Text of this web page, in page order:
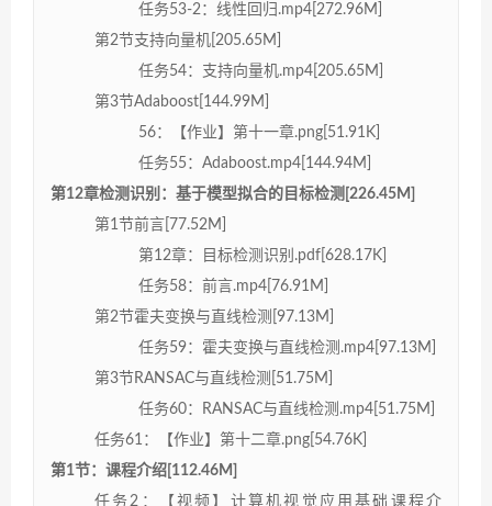
任务53-2：线性回归.mp4[272.96M]
第2节支持向量机[205.65M]
任务54：支持向量机.mp4[205.65M]
第3节Adaboost[144.99M]
56：【作业】第十一章.png[51.91K]
任务55：Adaboost.mp4[144.94M]
第12章检测识别：基于模型拟合的目标检测[226.45M]
第1节前言[77.52M]
第12章：目标检测识别.pdf[628.17K]
任务58：前言.mp4[76.91M]
第2节霍夫变换与直线检测[97.13M]
任务59：霍夫变换与直线检测.mp4[97.13M]
第3节RANSAC与直线检测[51.75M]
任务60：RANSAC与直线检测.mp4[51.75M]
任务61：【作业】第十二章.png[54.76K]
第1节：课程介绍[112.46M]
任务2：【视频】计算机视觉应用基础课程介